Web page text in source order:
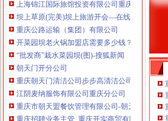
坝上草原(完美)坝上旅游开会—在线播放—优酷
重庆公路运输（集团）有限公司
开菜园坝老火锅加盟店需要多少钱？-加盟费查
“批发商”栽水菜园坝(图)-搜狐新闻
朝天门开分公司
重庆朝天门清洁公司步步高清洁公司分公司-重
江阴麦纳服饰有限公司重庆分公司
重庆市朝天盟餐饮管理有限公司-朝天门火锅加
重庆招聘业务主管_重庆开实商贸有限公司招聘